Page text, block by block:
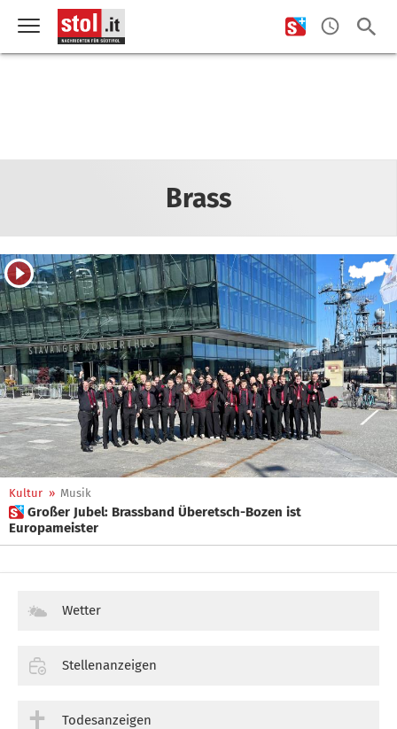
Brass
Kultur » Musik
 Großer Jubel: Brassband Überetsch-Bozen ist
Europameister
Wetter
Stellenanzeigen
Todesanzeigen